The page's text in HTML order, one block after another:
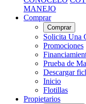
MANEJO
Comprar
Comprar
Solicita Una
Promociones
Prueba de
Descargar
Inicio
Flotillas
Propietarios